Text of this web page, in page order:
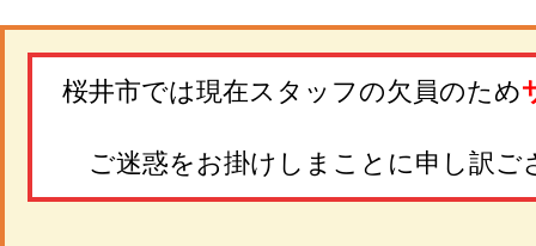
桜井市では現在スタッフの欠員のため
ご迷惑をお掛けしまことに申し訳